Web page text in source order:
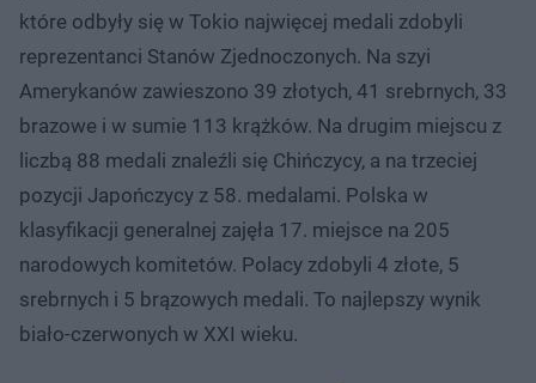
które odbyły się w Tokio najwięcej medali zdobyli
reprezentanci Stanów Zjednoczonych. Na szyi
Amerykanów zawieszono 39 złotych, 41 srebrnych, 33
brazowe i w sumie 113 krążków. Na drugim miejscu z
liczbą 88 medali znaleźli się Chińczycy, a na trzeciej
pozycji Japończycy z 58. medalami. Polska w
klasyfikacji generalnej zajęła 17. miejsce na 205
narodowych komitetów. Polacy zdobyli 4 złote, 5
srebrnych i 5 brązowych medali. To najlepszy wynik
biało-czerwonych w XXI wieku.